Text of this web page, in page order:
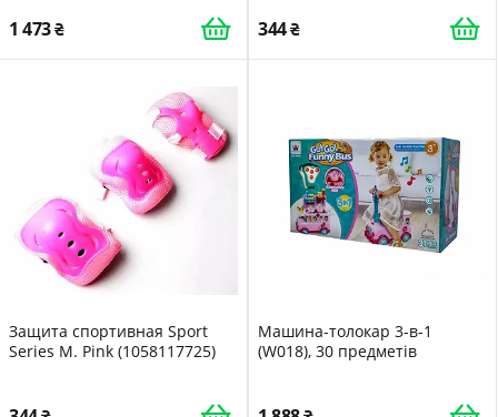
1 473 344
Защита спортивная Sport
Series M. Pink (1058117725)
Машина-толокар 3-в-1
(W018), 30 предметів